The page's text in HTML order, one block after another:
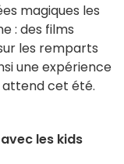
magiques les
: des films
les remparts
une expérience
attend cet été.
les kids